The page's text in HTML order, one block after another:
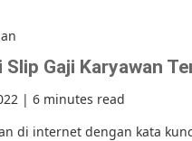
Gaji Karyawan
| 6 minutes read
di internet dengan kata